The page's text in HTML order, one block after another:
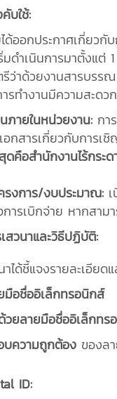
บใช้:
ด้ออกประกาศเกี่ยวกั
มดำเนินการมาตั้งแต่
ว่าด้วยงานสารบรร
รทำงานมีความสะดว
ภายในหน่วยงาน: กา
อกสารเกี่ยวกับการเ
ดคือสำนักงานไร้กระด
รงการ/งบประมาณ:
การเบิกจ่าย หากสา
สวนาและวิธีปฏิบัติ:
าได้ชี้แจงรายละเอีย
มือชื่ออิเล็กทรอนิกส์
วยลายมือชื่ออิเล็กทร
บความถูกต้อง ของล
ID: